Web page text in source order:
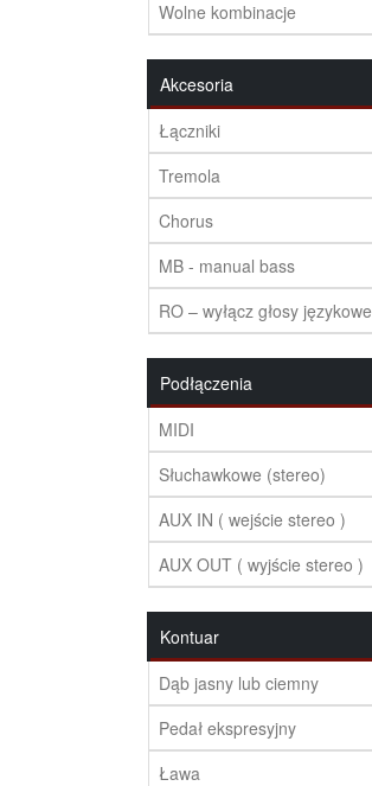
Wolne kombinacje
Akcesoria
Łączniki
Tremola
Chorus
MB - manual bass
RO – wyłącz głosy językowe
Podłączenia
MIDI
Słuchawkowe (stereo)
AUX IN ( wejście stereo )
AUX OUT ( wyjście stereo )
Kontuar
Dąb jasny lub ciemny
Pedał ekspresyjny
Ława